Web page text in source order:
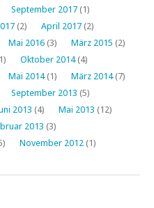
September 2017 (1)
(2) April 2017 (2)
Mai 2016 (3) März 2015 (2)
Oktober 2014(4)
Mai 2014(1) März 2014(7)
September 2013 (5)
2013 (4) Mai 2013 (12)
2013 (3)
November 2012 (1)